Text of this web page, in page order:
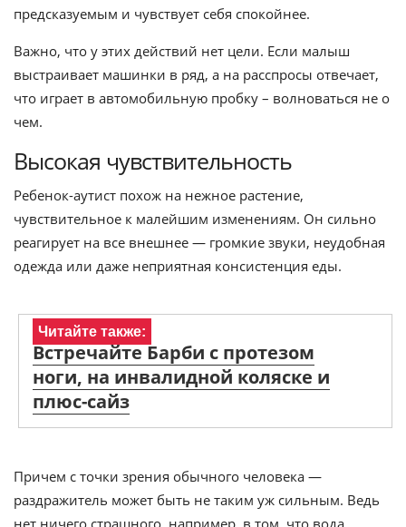
предсказуемым и чувствует себя спокойнее.
Важно, что у этих действий нет цели. Если малыш
выстраивает машинки в ряд, а на расспросы отвечает,
что играет в автомобильную пробку – волноваться не о
чем.
Высокая чувствительность
Ребенок-аутист похож на нежное растение,
чувствительное к малейшим изменениям. Он сильно
реагирует на все внешнее — громкие звуки, неудобная
одежда или даже неприятная консистенция еды.
Читайте также:
Встречайте Барби с протезом
ноги, на инвалидной коляске и
плюс-сайз
Причем с точки зрения обычного человека —
раздражитель может быть не таким уж сильным. Ведь
нет ничего страшного, например, в том, что вода